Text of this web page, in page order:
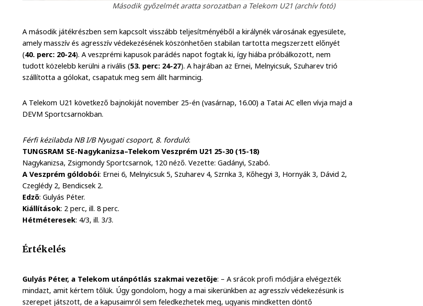
Második győzelmét aratta sorozatban a Telekom U21 (archív fotó)
A második játékrészben sem kapcsolt visszább teljesítményéből a királynék városának egyesülete,
amely masszív és agresszív védekezésének köszönhetően stabilan tartotta megszerzett előnyét
(40. perc: 20-24). A veszprémi kapusok parádés napot fogtak ki, így hiába próbálkozott, nem
tudott közelebb kerülni a rivális (53. perc: 24-27). A hajrában az Ernei, Melnyicsuk, Szuharev trió
szállította a gólokat, csapatuk meg sem állt harmincig.
A Telekom U21 következő bajnokiját november 25-én (vasárnap, 16.00) a Tatai AC ellen vívja majd a
DEVM Sportcsarnokban.
Férfi kézilabda NB I/B Nyugati csoport, 8. forduló:
TUNGSRAM SE-Nagykanizsa–Telekom Veszprém U21 25-30 (15-18)
Nagykanizsa, Zsigmondy Sportcsarnok, 120 néző. Vezette: Gadányi, Szabó.
A Veszprém góldobói: Ernei 6, Melnyicsuk 5, Szuharev 4, Szrnka 3, Kőhegyi 3, Hornyák 3, Dávid 2,
Czeglédy 2, Bendicsek 2.
Edző: Gulyás Péter.
Kiállítások: 2 perc, ill. 8 perc.
Hétméteresek: 4/3, ill. 3/3.
Értékelés
Gulyás Péter, a Telekom utánpótlás szakmai vezetője: – A srácok profi módjára elvégezték
mindazt, amit kértem tőlük. Úgy gondolom, hogy a mai sikerünkben az agresszív védekezésünk is
szerepet játszott, de a kapusaimról sem feledkezhetek meg, ugyanis mindketten döntő